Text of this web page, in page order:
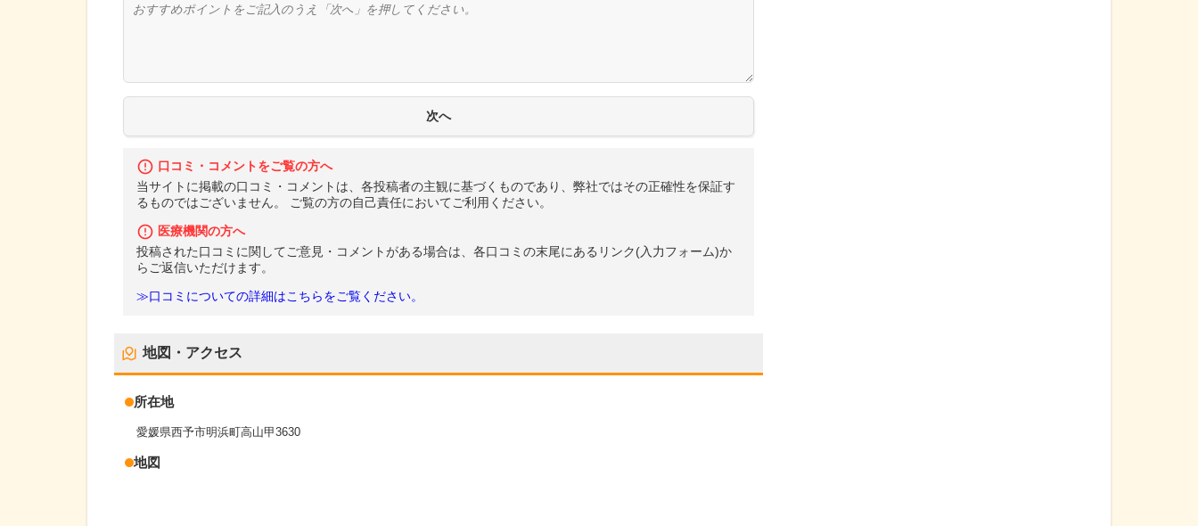
口コミ・コメントをご覧の方へ
当サイトに掲載の口コミ・コメントは、各投稿者の主観に基づくものであり、弊社ではその正確性を保証す
るものではございません。 ご覧の方の自己責任においてご利用ください。
医療機関の方へ
投稿された口コミに関してご意見・コメントがある場合は、各口コミの末尾にあるリンク(入力フォーム)か
らご返信いただけます。
≫口コミについての詳細はこちらをご覧ください。
地図・アクセス
所在地
愛媛県西予市明浜町高山甲3630
地図